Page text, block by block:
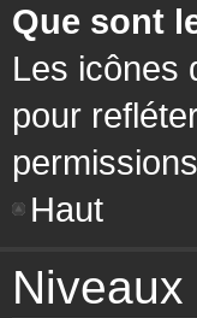
Que sont
Les icônes
pour
Haut
Niveaux